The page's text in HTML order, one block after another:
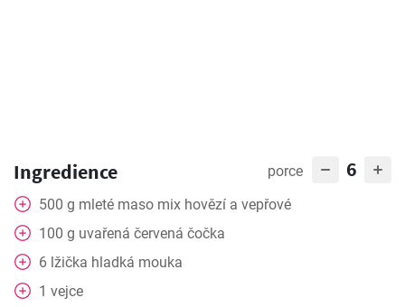
Ingredience porce 6
500 g mleté maso mix hovězí a vepřové
100 g uvařená červená čočka
6 lžička hladká mouka
1 vejce